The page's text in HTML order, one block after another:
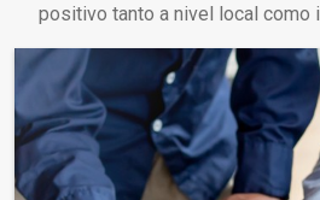
positivo tanto a nivel local como